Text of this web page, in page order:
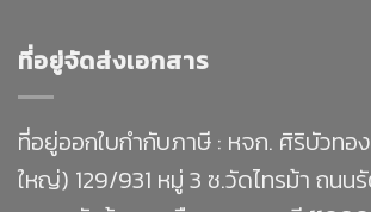
ที่อยู่จัดส่งเอกสาร
ที่อยู่ออกใบกำกับภาษี : หจก. ศิริบัวทอ
ใหญ่) 129/931 หมู่ 3 ซ.วัดไทรม้า ถนน